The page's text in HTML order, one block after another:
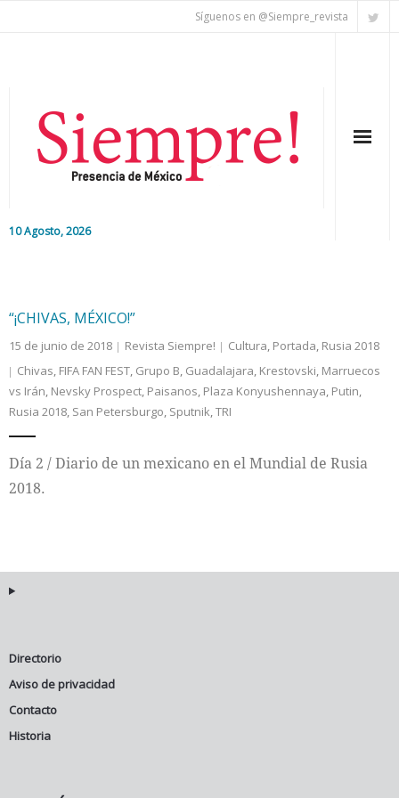
Síguenos en @Siempre_revista
10 Agosto, 2026
Nacional
Colaboradores
Cultura
“¡CHIVAS, MÉXICO!”
15 de junio de 2018 Revista Siempre! Cultura, Portada, Rusia 2018
Chivas, FIFA FAN FEST, Grupo B, Guadalajara, Krestovski, Marruecos
vs Irán, Nevsky Prospect, Paisanos, Plaza Konyushennaya, Putin,
Rusia 2018, San Petersburgo, Sputnik,TRI
Día 2 / Diario de un mexicano en el Mundial de Rusia
2018.
Directorio
Aviso de privacidad
Contacto
Historia